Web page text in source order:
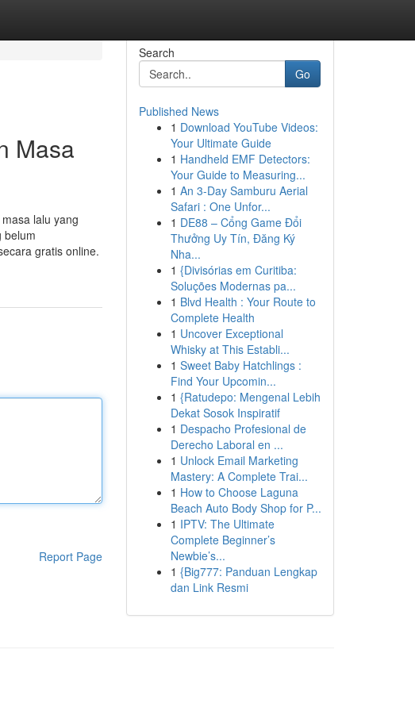
Masa
lalu yang
belum
gratis online.
Report Page
Search
Go
Published News
1 Download YouTube Videos:
Your Ultimate Guide
1 Handheld EMF Detectors:
Your Guide to Measuring...
1 An 3-Day Samburu Aerial
Safari : One Unfor...
1 DE88 – Cổng Game Đổi
Thưởng Uy Tín, Đăng Ký
Nha...
1 {Divisórias em Curitiba:
Soluções Modernas pa...
1 Blvd Health : Your Route to
Complete Health
1 Uncover Exceptional
Whisky at This Establi...
1 Sweet Baby Hatchlings :
Find Your Upcomin...
1 {Ratudepo: Mengenal Lebih
Dekat Sosok Inspiratif
1 Despacho Profesional de
Derecho Laboral en ...
1 Unlock Email Marketing
Mastery: A Complete Trai...
1 How to Choose Laguna
Beach Auto Body Shop for P...
1 IPTV: The Ultimate
Complete Beginner’s
Newbie’s...
1 {Big777: Panduan Lengkap
dan Link Resmi